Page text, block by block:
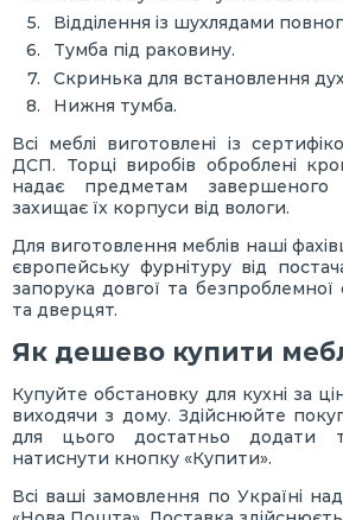
Відділення із шухлядами
Тумба під раковину.
Скринька для встановлення
Нижня тумба.
Всі меблі виготовлені із
ДСП. Торці виробів оброблені
надає предметам
захищає їх корпуси від вологи.
Для виготовлення меблів наші
європейську фурнітуру від
запорука довгої та безпроблемної
та дверцят.
Як дешево купити
Купуйте обстановку для кухні за
виходячи з дому. Здійснюйте
для цього достатньо додати
натиснути кнопку «Купити».
Всі ваші замовлення по Україні